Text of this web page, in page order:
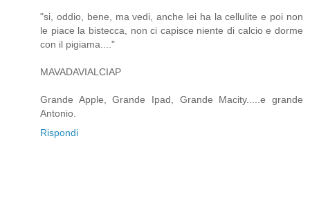
"si, oddio, bene, ma vedi, anche lei ha la cellulite e poi non
le piace la bistecca, non ci capisce niente di calcio e dorme
con il pigiama...."
MAVADAVIALCIAP
Grande Apple, Grande Ipad, Grande Macity.....e grande
Antonio.
Rispondi